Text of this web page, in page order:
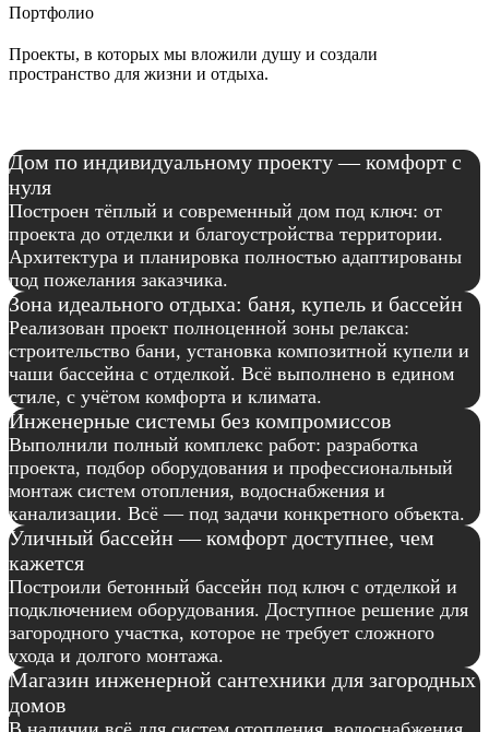
Портфолио
Проекты, в которых мы вложили душу и создали
пространство для жизни и отдыха.
Дом по индивидуальному проекту — комфорт с
нуля
Построен тёплый и современный дом под ключ: от
проекта до отделки и благоустройства территории.
Архитектура и планировка полностью адаптированы
под пожелания заказчика.
Зона идеального отдыха: баня, купель и бассейн
Реализован проект полноценной зоны релакса:
строительство бани, установка композитной купели и
чаши бассейна с отделкой. Всё выполнено в едином
стиле, с учётом комфорта и климата.
Инженерные системы без компромиссов
Выполнили полный комплекс работ: разработка
проекта, подбор оборудования и профессиональный
монтаж систем отопления, водоснабжения и
канализации. Всё — под задачи конкретного объекта.
Уличный бассейн — комфорт доступнее, чем
кажется
Построили бетонный бассейн под ключ с отделкой и
подключением оборудования. Доступное решение для
загородного участка, которое не требует сложного
ухода и долгого монтажа.
Магазин инженерной сантехники для загородных
домов